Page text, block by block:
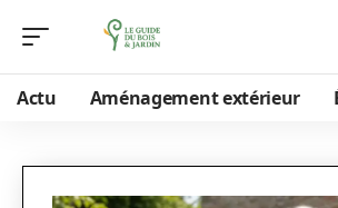
Actu Aménagement extérieur